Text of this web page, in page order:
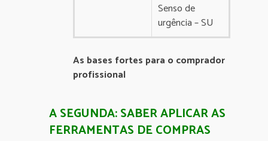
Senso de
urgência – SU
As bases fortes para o comprador
profissional
A SEGUNDA: SABER APLICAR AS
FERRAMENTAS DE COMPRAS